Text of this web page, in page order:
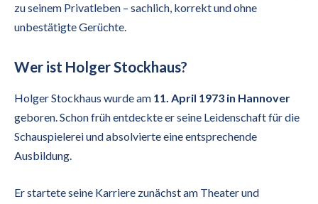
zu seinem Privatleben – sachlich, korrekt und ohne
unbestätigte Gerüchte.
Wer ist Holger Stockhaus?
Holger Stockhaus wurde am 11. April 1973 in Hannover
geboren. Schon früh entdeckte er seine Leidenschaft für die
Schauspielerei und absolvierte eine entsprechende
Ausbildung.
Er startete seine Karriere zunächst am Theater und